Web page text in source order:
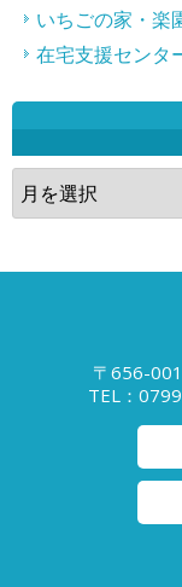
いちごの家・楽
在宅支援センタ
ア
ー
カ
〒656-
TEL：